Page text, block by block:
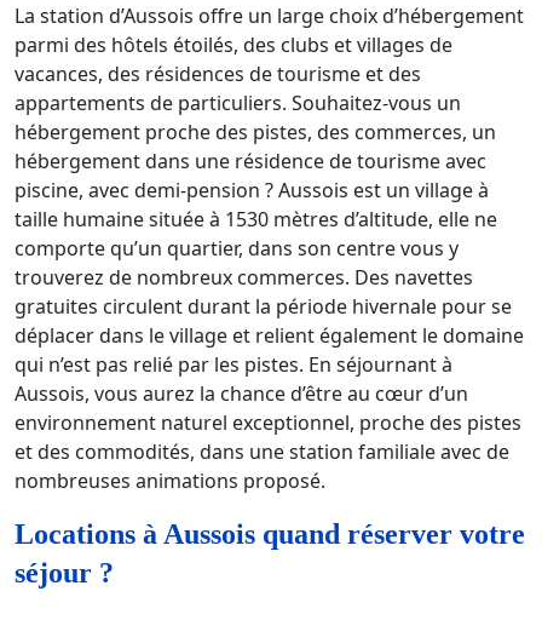
La station d’Aussois offre un large choix d’hébergement
parmi des hôtels étoilés, des clubs et villages de
vacances, des résidences de tourisme et des
appartements de particuliers. Souhaitez-vous un
hébergement proche des pistes, des commerces, un
hébergement dans une résidence de tourisme avec
piscine, avec demi-pension ? Aussois est un village à
taille humaine située à 1530 mètres d’altitude, elle ne
comporte qu’un quartier, dans son centre vous y
trouverez de nombreux commerces. Des navettes
gratuites circulent durant la période hivernale pour se
déplacer dans le village et relient également le domaine
qui n’est pas relié par les pistes. En séjournant à
Aussois, vous aurez la chance d’être au cœur d’un
environnement naturel exceptionnel, proche des pistes
et des commodités, dans une station familiale avec de
nombreuses animations proposé.
Locations à Aussois quand réserver votre
séjour ?